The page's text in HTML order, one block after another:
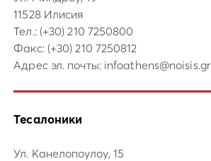
11528 Илисия
Тел.: (+30) 210 7250800
Факс: (+30) 210 7250812
Адрес эл. почты: infoathens@noisis.gr
Тесалоники
Ул. Канелопоулоу, 15